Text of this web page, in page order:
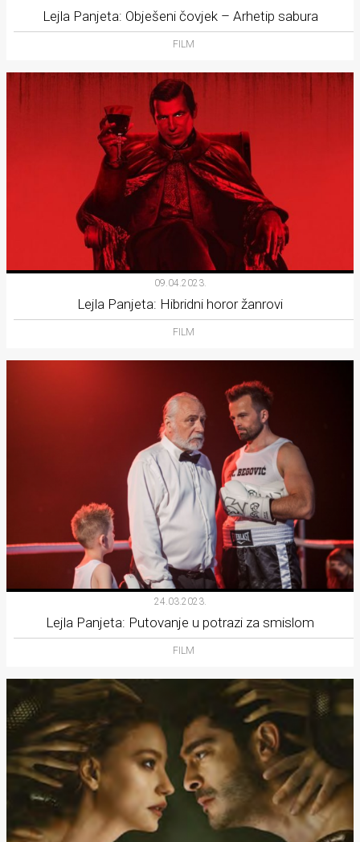
Lejla Panjeta: Obješeni čovjek – Arhetip sabura
FILM
09.04.2023.
Lejla Panjeta: Hibridni horor žanrovi
FILM
24.03.2023.
Lejla Panjeta: Putovanje u potrazi za smislom
FILM